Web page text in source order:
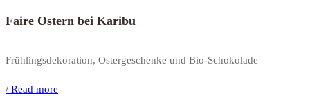
Faire Ostern bei Karibu
Frühlingsdekoration, Ostergeschenke und Bio-Schokolade
/ Read more